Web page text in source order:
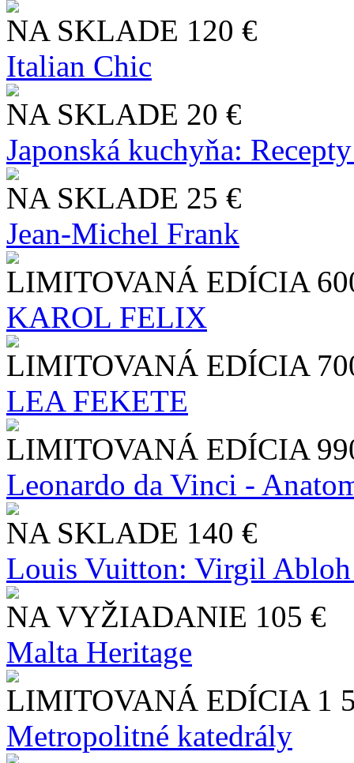
NA SKLADE 120 €
Italian Chic
NA SKLADE 20 €
Japonská kuchyňa:
NA SKLADE 25 €
Jean-Michel Frank
LIMITOVANÁ EDÍCIA
KAROL FELIX
LIMITOVANÁ EDÍCIA
LEA FEKETE
LIMITOVANÁ EDÍCIA
Leonardo da Vinci -
NA SKLADE 140 €
Louis Vuitton: Virgil
NA VYŽIADANIE 105 €
Malta Heritage
LIMITOVANÁ EDÍCIA 1
Metropolitné katedrály